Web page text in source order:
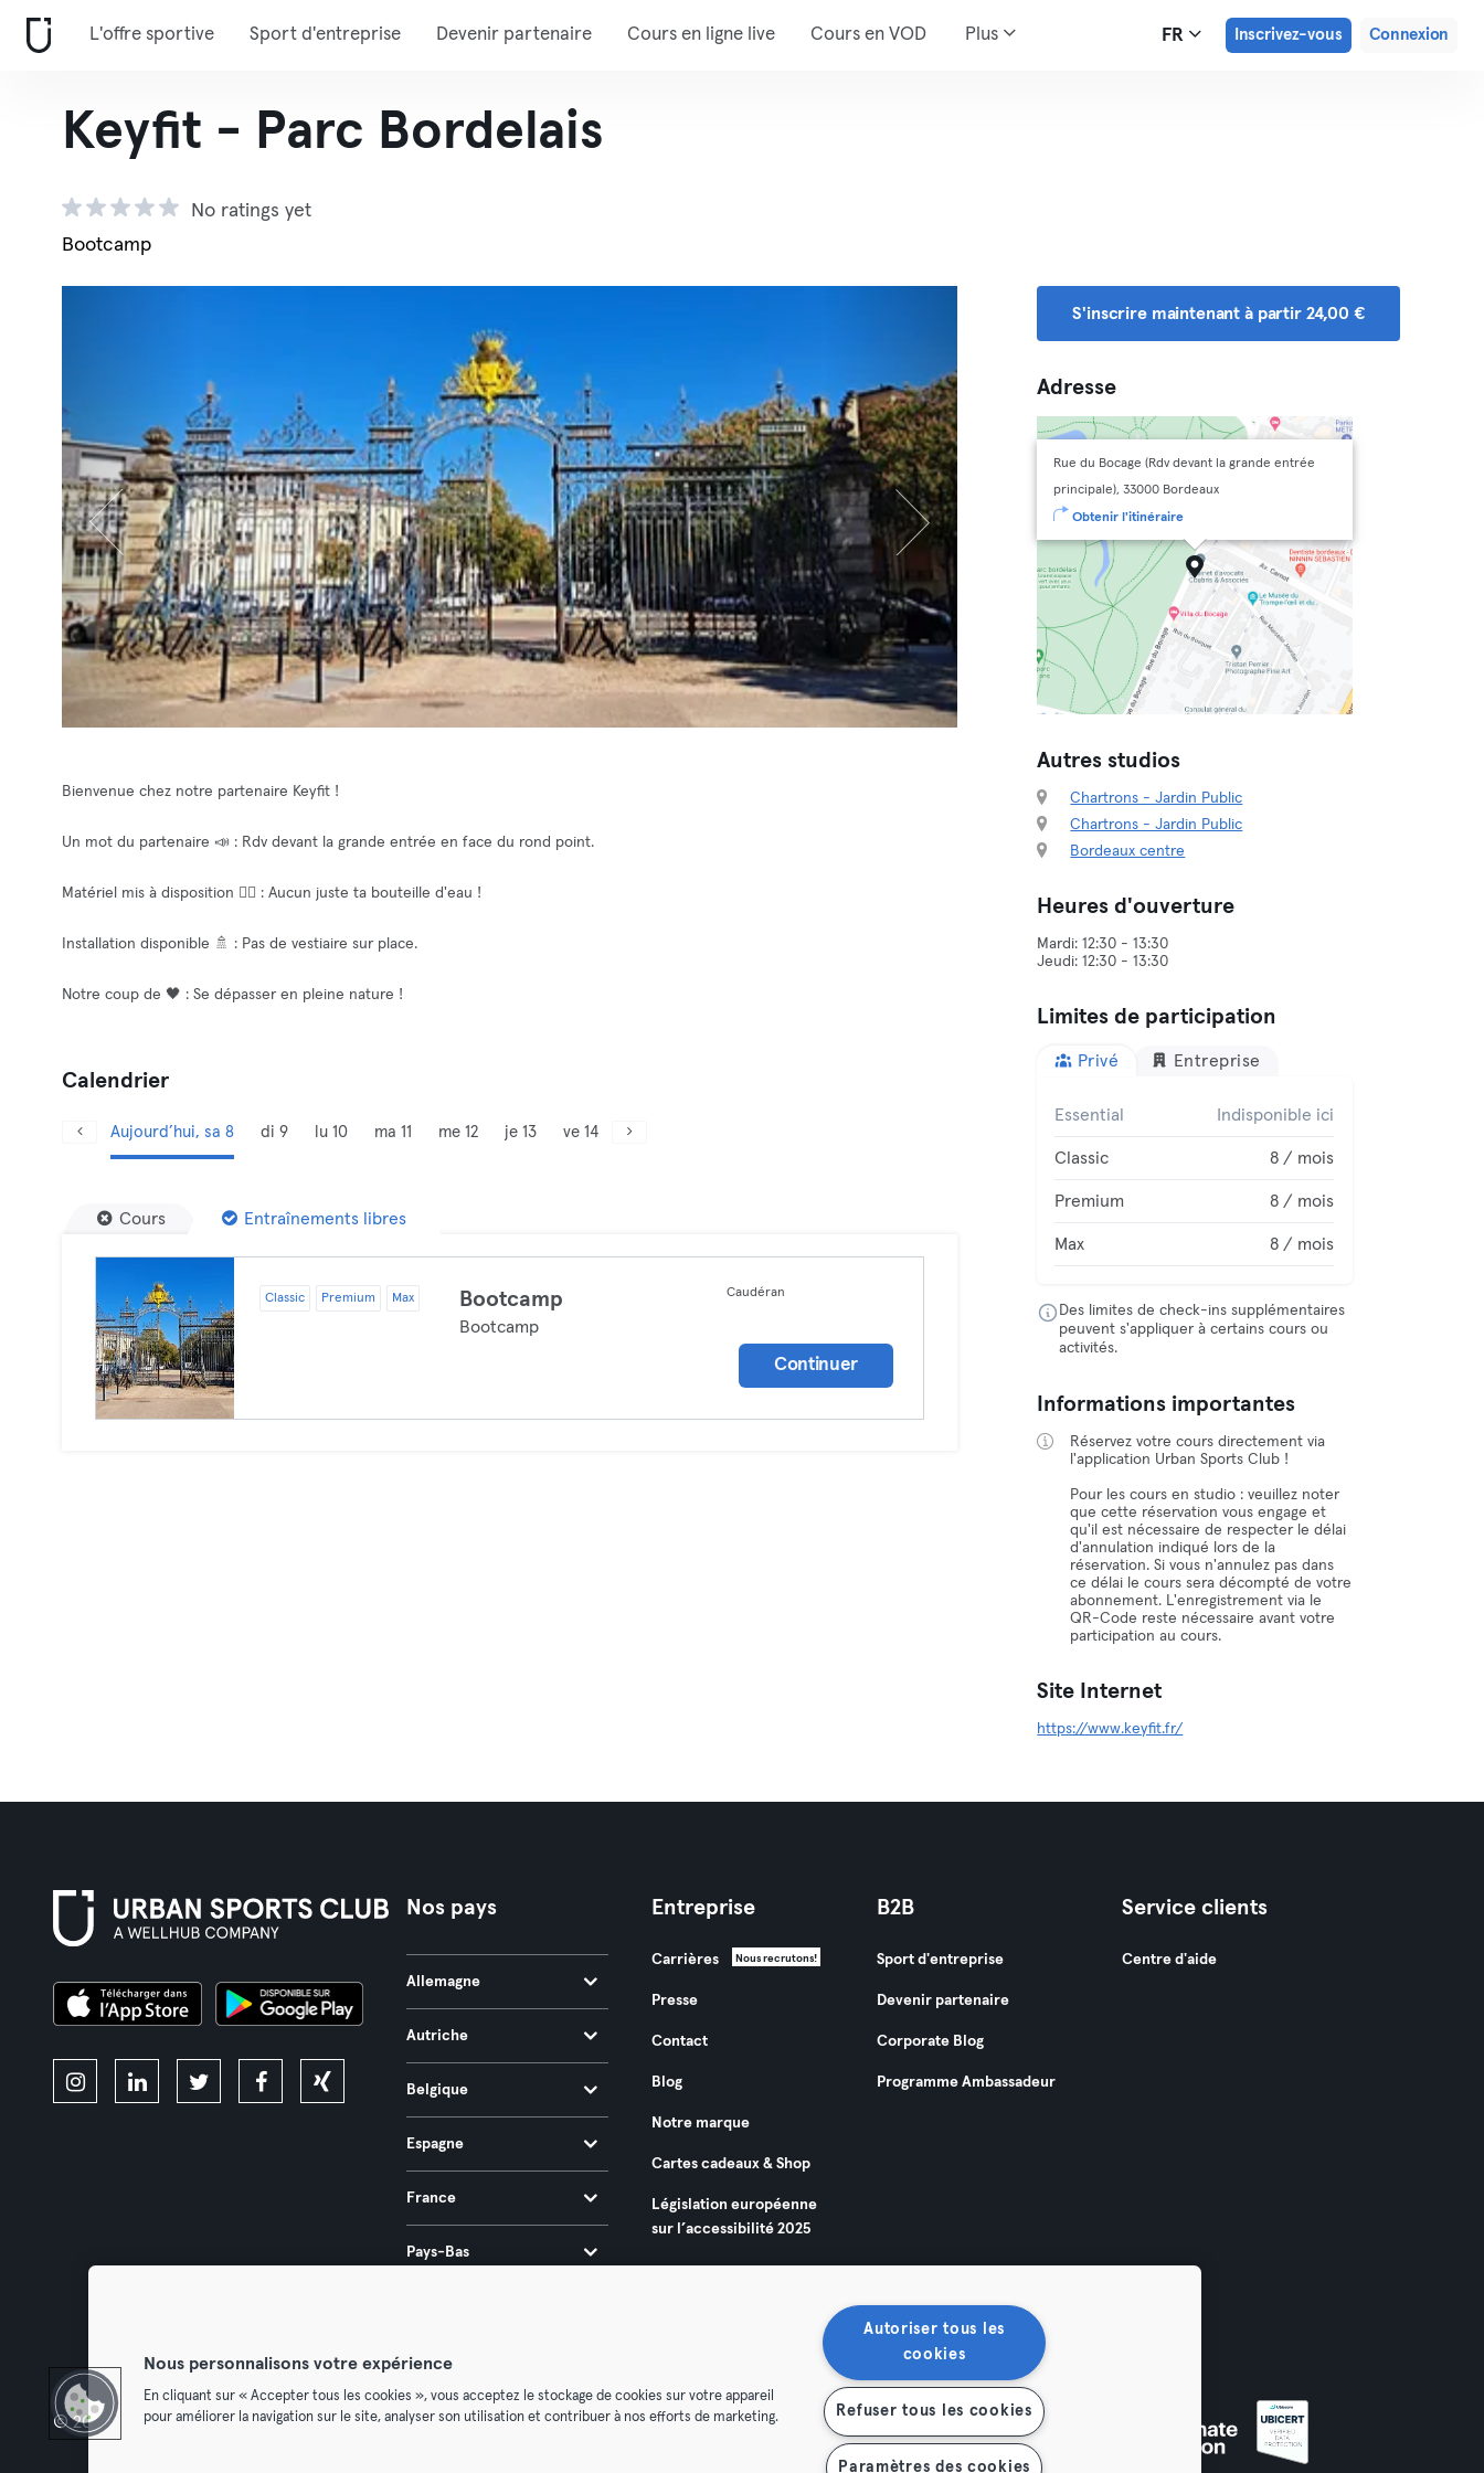
L'offre sportive Sport d'entreprise Devenir partenaire Cours en ligne live Cours en VOD Plus FR Inscrivez-vous Connexion
Keyfit - Parc Bordelais
No ratings yet
Bootcamp
Bienvenue chez notre partenaire Keyfit !
Un mot du partenaire 📣 : Rdv devant la grande entrée en face du rond point.
Matériel mis à disposition 🧘‍♂️ : Aucun juste ta bouteille d'eau !
Installation disponible 🚿 : Pas de vestiaire sur place.
Notre coup de 🖤 : Se dépasser en pleine nature !
Calendrier
Aujourd’hui, sa 8 di 9 lu 10 ma 11 me 12 je 13 ve 14
Cours Entraînements libres
Classic Premium Max Bootcamp
Bootcamp
Caudéran
Continuer
S'inscrire maintenant à partir 24,00 €
Adresse
Rue du Bocage (Rdv devant la grande entrée
principale), 33000 Bordeaux
Obtenir l'itinéraire
Autres studios
Chartrons - Jardin Public
Chartrons - Jardin Public
Bordeaux centre
Heures d'ouverture
Mardi: 12:30 - 13:30
Limites de participation
Privé Entreprise
Essential Indisponible ici
Classic 8 / mois
Premium 8 / mois
Max 8 / mois
Des limites de check-ins supplémentaires
peuvent s'appliquer à certains cours ou
activités.
Informations importantes
Réservez votre cours directement via
l'application Urban Sports Club !
Pour les cours en studio : veuillez noter
que cette réservation vous engage et
qu'il est nécessaire de respecter le délai
d'annulation indiqué lors de la
réservation. Si vous n'annulez pas dans
ce délai le cours sera décompté de votre
abonnement. L'enregistrement via le
QR-Code reste nécessaire avant votre
participation au cours.
Site Internet
https://www.keyfit.fr/
Nos pays
Allemagne
Autriche
Belgique
Espagne
France
Pays-Bas
Entreprise
Carrières Nous recrutons!
Presse
Contact
Blog
Notre marque
Cartes cadeaux & Shop
Législation européenne
sur l’accessibilité 2025
B2B
Sport d'entreprise
Devenir partenaire
Corporate Blog
Programme Ambassadeur
Service clients
Centre d'aide
© 2026 Urban Sports Group GmbH. All rights reserved.Conditions générales Politique de confidentialité Mentions légales
Nous personnalisons votre expérience
En cliquant sur « Accepter tous les cookies », vous acceptez le stockage de cookies sur votre appareil
pour améliorer la navigation sur le site, analyser son utilisation et contribuer à nos efforts de marketing.
Autoriser tous les
cookies
Refuser tous les cookies
Paramètres des cookies